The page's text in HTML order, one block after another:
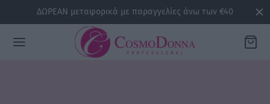
ΔΩΡΕΑΝ μεταφορικά με παραγγελίες άνω των €40